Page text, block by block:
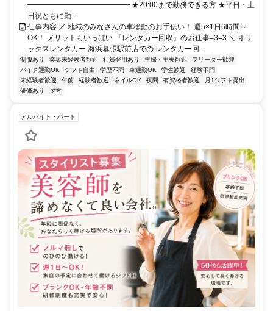
━━━━━━━━━━━━━━ ★20:00まで勤務できる方 ★平日・土
日祝ともに勤...
仕事内容 ／ 地域のみなさんの車移動のお手伝い！ 週5×1日6時間～
OK！ メリットもいっぱい 『レンタカー回収』のお仕事=3=3 ＼ オリ
ックスレンタカー 海浜幕張駅前店での レンタカー回...
制服あり 業界未経験者歓迎 社員登用あり 主婦・主夫歓迎
フリーター歓迎
バイク通勤OK
シフト自由 学歴不問 車通勤OK 学生歓迎
経験不問
未経験者歓迎
午前 経験者歓迎 ネイルOK 夜間 有資格者歓迎
月1シフト提出
研修あり
夕方
アルバイト・パート